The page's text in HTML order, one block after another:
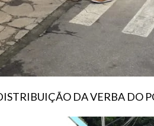
DA VERBA DO